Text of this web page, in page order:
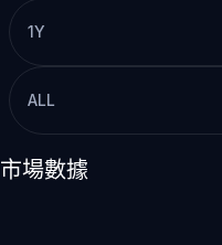
1Y
ALL
市場數據